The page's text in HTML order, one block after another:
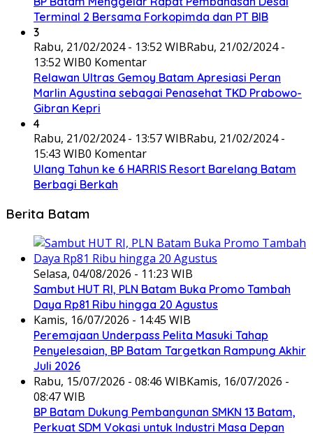
Terminal 2 Bersama Forkopimda dan PT BIB
3
Rabu, 21/02/2024 - 13:52 WIBRabu, 21/02/2024 -
13:52 WIB0 Komentar
Relawan Ultras Gemoy Batam Apresiasi Peran
Marlin Agustina sebagai Penasehat TKD Prabowo-
Gibran Kepri
4
Rabu, 21/02/2024 - 13:57 WIBRabu, 21/02/2024 -
15:43 WIB0 Komentar
Ulang Tahun ke 6 HARRIS Resort Barelang Batam
Berbagi Berkah
Berita Batam
Selasa, 04/08/2026 - 11:23 WIB
Sambut HUT RI, PLN Batam Buka Promo Tambah
Daya Rp81 Ribu hingga 20 Agustus
Kamis, 16/07/2026 - 14:45 WIB
Peremajaan Underpass Pelita Masuki Tahap
Penyelesaian, BP Batam Targetkan Rampung Akhir
Juli 2026
Rabu, 15/07/2026 - 08:46 WIBKamis, 16/07/2026 -
08:47 WIB
BP Batam Dukung Pembangunan SMKN 13 Batam,
Perkuat SDM Vokasi untuk Industri Masa Depan